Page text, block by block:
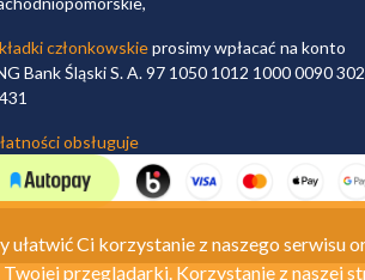
członkowskieprosimy wpłacać na konto
Bank Śląski S. A. 97 1050 1012 1000 0090
obsługuje
ułatwić Ci korzystanie z naszego serwisu
przeglądarki. Korzystanie z naszej